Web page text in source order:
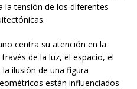
la tensión de los diferentes
centra su atención en la
de la luz, el espacio, el
ilusión de una figura
están influenciados